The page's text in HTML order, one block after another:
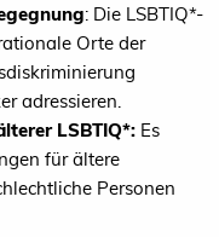
: Die LSBTIQ*-
Orte der
adressieren.
LSBTIQ*: Es
für ältere
Personen